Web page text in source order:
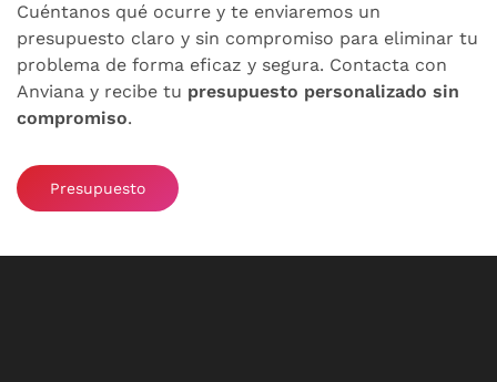
Cuéntanos qué ocurre y te enviaremos un
presupuesto claro y sin compromiso para eliminar tu
problema de forma eficaz y segura. Contacta con
Anviana y recibe tu presupuesto personalizado sin
compromiso.
Presupuesto